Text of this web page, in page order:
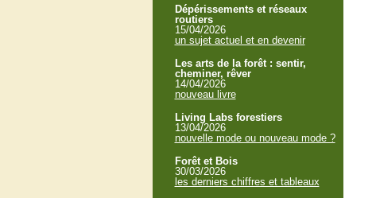
Dépérissements et réseaux
routiers
15/04/2026
un sujet actuel et en devenir
Les arts de la forêt : sentir,
cheminer, rêver
14/04/2026
nouveau livre
Living Labs forestiers
13/04/2026
nouvelle mode ou nouveau mode ?
Forêt et Bois
30/03/2026
les derniers chiffres et tableaux